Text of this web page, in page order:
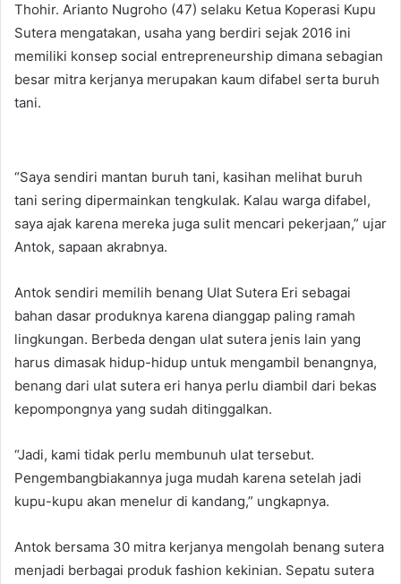
Thohir. Arianto Nugroho (47) selaku Ketua Koperasi Kupu
Sutera mengatakan, usaha yang berdiri sejak 2016 ini
memiliki konsep social entrepreneurship dimana sebagian
besar mitra kerjanya merupakan kaum difabel serta buruh
tani.
“Saya sendiri mantan buruh tani, kasihan melihat buruh
tani sering dipermainkan tengkulak. Kalau warga difabel,
saya ajak karena mereka juga sulit mencari pekerjaan,” ujar
Antok, sapaan akrabnya.
Antok sendiri memilih benang Ulat Sutera Eri sebagai
bahan dasar produknya karena dianggap paling ramah
lingkungan. Berbeda dengan ulat sutera jenis lain yang
harus dimasak hidup-hidup untuk mengambil benangnya,
benang dari ulat sutera eri hanya perlu diambil dari bekas
kepompongnya yang sudah ditinggalkan.
“Jadi, kami tidak perlu membunuh ulat tersebut.
Pengembangbiakannya juga mudah karena setelah jadi
kupu-kupu akan menelur di kandang,” ungkapnya.
Antok bersama 30 mitra kerjanya mengolah benang sutera
menjadi berbagai produk fashion kekinian. Sepatu sutera